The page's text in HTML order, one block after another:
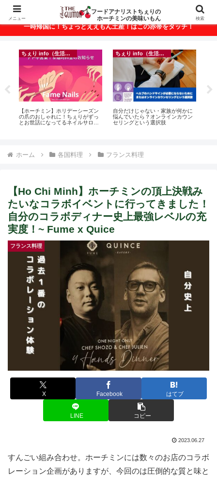
ベトナム・ホーチミンの美味いもんが満載！
一時帰国に！ちょっとええもん土産！はこの赤帯をタッチ！
【Ho Chi Minh】帰国直前にやって
おきたい！たった1回の施術でこん
なに違う？！ ＆帰国時の乾燥対策
【 Ho Chi Minh】🍺 Happy Hour
and More in Ho Chi Minh CIty 🍺
ホーム 各国料理 フランス料理
【Ho Chi Minh】ホーチミンの頂上決戦み
たいなコラボイベントに行ってきました！
自分のコラボディナー史上最強レベルの充
実度！~ Fume x Quice
フランス料理
X Facebook はてブ
LINE コピー
2023.06.27
すんごい組み合わせ。ホーチミンには数々のお店のコラボ
レーション企画がありますが、今回のは圧倒的な質と味と
メニュー
フードアナリストちぇりの
ホーチミンの美味いもん
検索